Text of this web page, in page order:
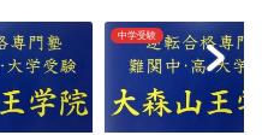
中学受験